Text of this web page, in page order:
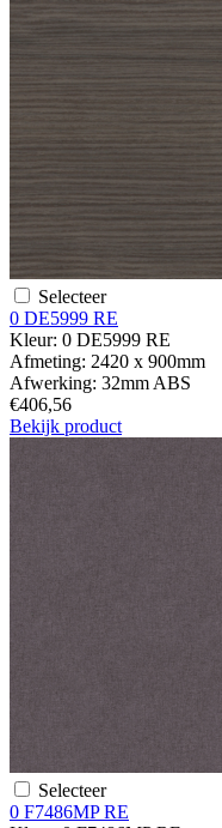
Selecteer
0 DE5999 RE
Kleur: 0 DE5999 RE
Afmeting: 2420 x 900mm
Afwerking: 32mm ABS
€406,56
Bekijk product
Selecteer
0 F7486MP RE